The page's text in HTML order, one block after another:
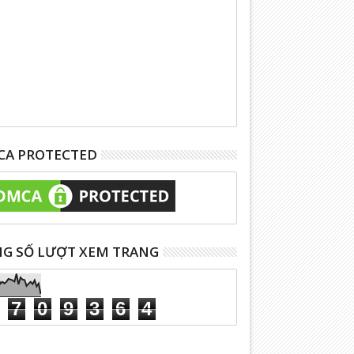
PROTECTED
SỐ LƯỢT XEM TRANG
7 0 9 3 6 4